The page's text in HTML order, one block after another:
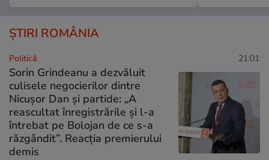
ȘTIRI ROMÂNIA
Politică 21:01
Sorin Grindeanu a dezvăluit
culisele negocierilor dintre
Nicușor Dan și partide: „A
reascultat înregistrările și l-a
întrebat pe Bolojan de ce s-a
răzgândit”. Reacția premierului
demis